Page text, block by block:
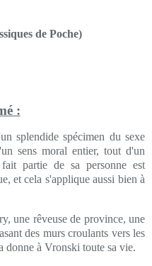
de Poche)
:
splendide spécimen du sexe
sens moral entier, tout d'un
partie de sa personne est
et cela s'applique aussi bien à
une rêveuse de province, une
des murs croulants vers les
donne à Vronski toute sa vie.